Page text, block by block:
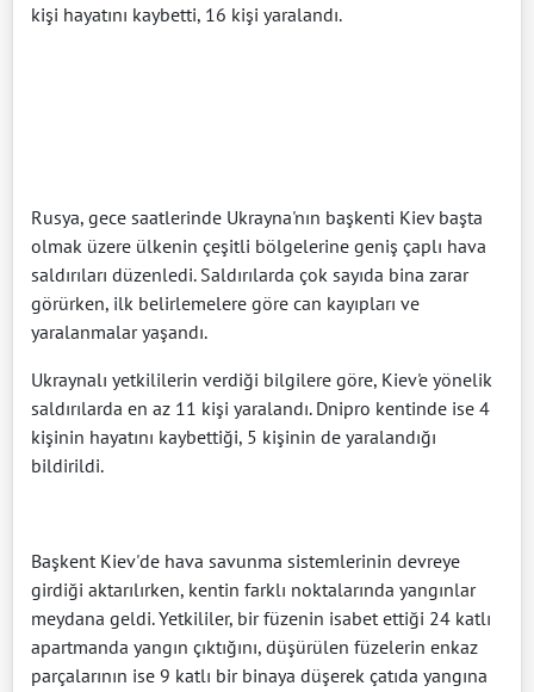
kişi hayatını kaybetti, 16 kişi yaralandı.
Rusya, gece saatlerinde Ukrayna'nın başkenti Kiev başta
olmak üzere ülkenin çeşitli bölgelerine geniş çaplı hava
saldırıları düzenledi. Saldırılarda çok sayıda bina zarar
görürken, ilk belirlemelere göre can kayıpları ve
yaralanmalar yaşandı.
Ukraynalı yetkililerin verdiği bilgilere göre, Kiev'e yönelik
saldırılarda en az 11 kişi yaralandı. Dnipro kentinde ise 4
kişinin hayatını kaybettiği, 5 kişinin de yaralandığı
bildirildi.
Başkent Kiev'de hava savunma sistemlerinin devreye
girdiği aktarılırken, kentin farklı noktalarında yangınlar
meydana geldi. Yetkililer, bir füzenin isabet ettiği 24 katlı
apartmanda yangın çıktığını, düşürülen füzelerin enkaz
parçalarının ise 9 katlı bir binaya düşerek çatıda yangına